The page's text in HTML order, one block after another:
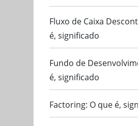
Fluxo de Caixa
é, significado
Fundo de
é, significado
Factoring: O que é,